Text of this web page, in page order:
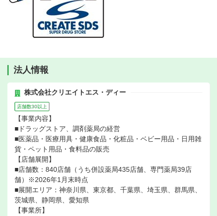
法人情報
株式会社クリエイトエス・ディー
店舗数30以上
【事業内容】
■ドラッグストア、調剤薬局の経営
■医薬品・医療用具・健康食品・化粧品・ベビー用品・日用雑
貨・ペット用品・食料品の販売
【店舗展開】
■店舗数：840店舗（うち併設薬局435店舗、専門薬局39店
舗）※2026年1月末時点
■展開エリア：神奈川県、東京都、千葉県、埼玉県、群馬県、
茨城県、静岡県、愛知県
【事業所】